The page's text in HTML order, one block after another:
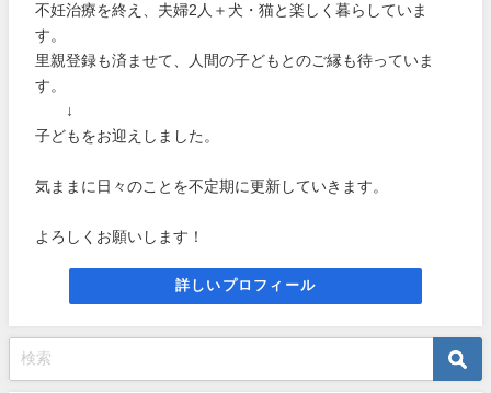
不妊治療を終え、夫婦2人＋犬・猫と楽しく暮らしていま
す。
里親登録も済ませて、人間の子どもとのご縁も待っていま
す。
↓
子どもをお迎えしました。
気ままに日々のことを不定期に更新していきます。
よろしくお願いします！
詳しいプロフィール